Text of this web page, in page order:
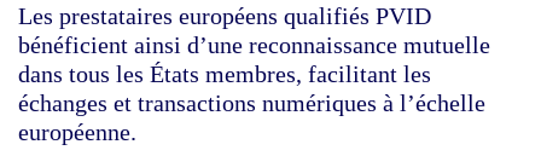
Les prestataires européens qualifiés PVID
bénéficient ainsi d’une reconnaissance mutuelle
dans tous les États membres, facilitant les
échanges et transactions numériques à l’échelle
européenne.